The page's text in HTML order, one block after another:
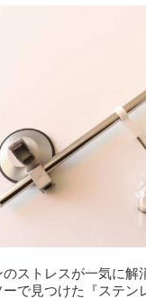
ストレスが一気に
で見つけた『ステン